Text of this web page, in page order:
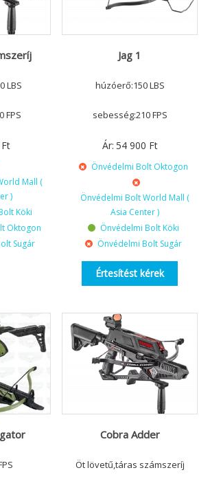
LBS
FPS
Ft
Mall (
)
Köki
Oktogon
Sugár
Jag 1
húzóerő:150 LBS
sebesség:210 FPS
Ár: 54 900 Ft
Önvédelmi Bolt Oktogon
Önvédelmi Bolt World Mall (
Asia Center )
Önvédelmi Bolt Köki
Önvédelmi Bolt Sugár
Értesítést kérek
Cobra Adder
Öt lövetű,táras számszeríj